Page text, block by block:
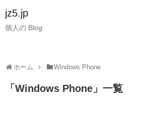
jz5.jp
個人の Blog
ホーム Windows Phone
「 Windows Phone 」 一覧